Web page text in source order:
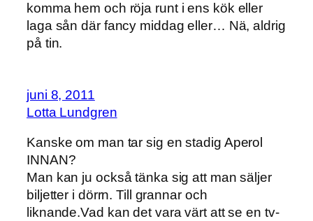
komma hem och röja runt i ens kök eller
laga sån där fancy middag eller… Nä, aldrig
på tin.
juni 8, 2011
Lotta Lundgren
Kanske om man tar sig en stadig Aperol
INNAN?
Man kan ju också tänka sig att man säljer
biljetter i dörrn. Till grannar och
liknande.Vad kan det vara värt att se en tv-